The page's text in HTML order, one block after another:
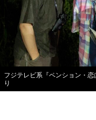
フジテレビ系『ペンション・
り